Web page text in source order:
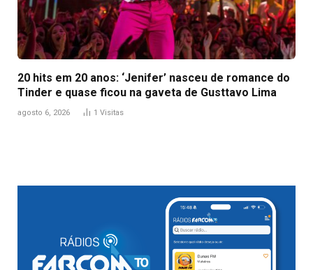
20 hits em 20 anos: ‘Jenifer’ nasceu de romance do
Tinder e quase ficou na gaveta de Gusttavo Lima
agosto 6, 2026 1 Visitas